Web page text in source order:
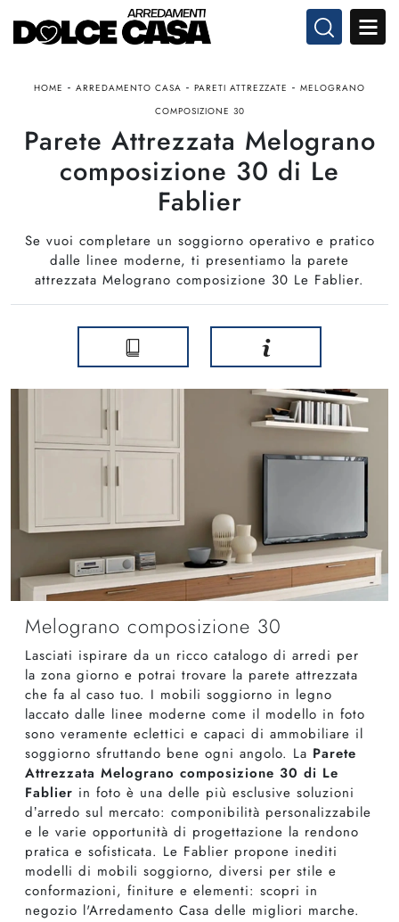
HOME - ARREDAMENTO CASA - PARETI ATTREZZATE - MELOGRANO
COMPOSIZIONE 30
Parete Attrezzata Melograno
composizione 30 di Le
Fablier
Se vuoi completare un soggiorno operativo e pratico
dalle linee moderne, ti presentiamo la parete
attrezzata Melograno composizione 30 Le Fablier.
Melograno composizione 30
Lasciati ispirare da un ricco catalogo di arredi per
la zona giorno e potrai trovare la parete attrezzata
che fa al caso tuo. I mobili soggiorno in legno
laccato dalle linee moderne come il modello in foto
sono veramente eclettici e capaci di ammobiliare il
soggiorno sfruttando bene ogni angolo. La Parete
Attrezzata Melograno composizione 30 di Le
Fablier in foto è una delle più esclusive soluzioni
d’arredo sul mercato: componibilità personalizzabile
e le varie opportunità di progettazione la rendono
pratica e sofisticata. Le Fablier propone inediti
modelli di mobili soggiorno, diversi per stile e
conformazioni, finiture e elementi: scopri in
negozio l'Arredamento Casa delle migliori marche.